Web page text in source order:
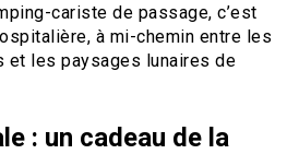
cariste de passage, c’est
à mi-chemin entre les
et les paysages lunaires de
: un cadeau de la